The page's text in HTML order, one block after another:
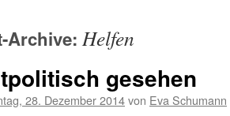
Archive: Helfen
gesehen
28. Dezember 2014von Eva Schumann